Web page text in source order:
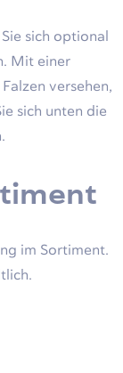
sich optional
Mit einer
versehen,
sich unten die
im Sortiment.